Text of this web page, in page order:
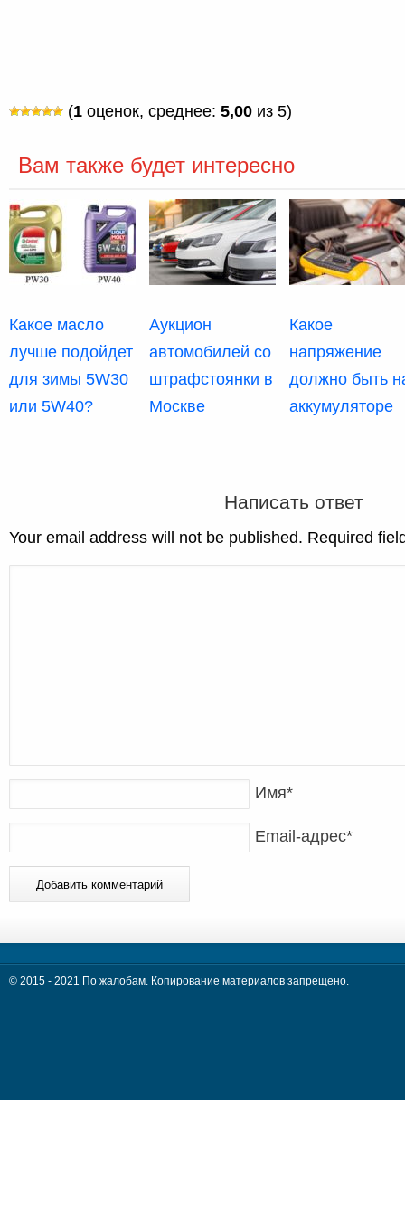
(1 оценок, среднее: 5,00 из 5)
Вам также будет интересно
Какое масло
лучше подойдет
для зимы 5W30
или 5W40?
Аукцион
автомобилей со
штрафстоянки в
Москве
Какое
напряжение
должно быть
аккумуляторе
Написать ответ
Your email address will not be published. Required
Имя*
Email-адрес*
© 2015 - 2021 По жалобам. Копирование материалов запрещено.